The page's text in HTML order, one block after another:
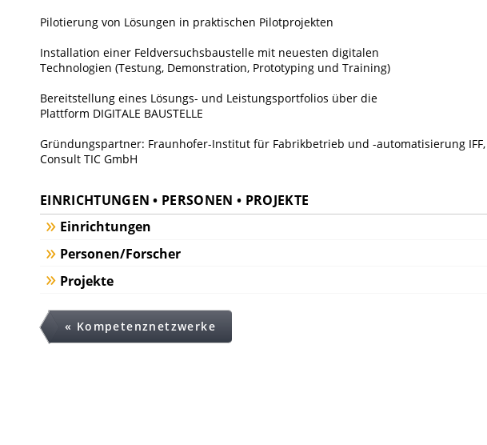
Pilotierung von Lösungen in praktischen Pilotprojekten
Installation einer Feldversuchsbaustelle mit neuesten digitalen
Technologien (Testung, Demonstration, Prototyping und Training)
Bereitstellung eines Lösungs- und Leistungsportfolios über die
Plattform DIGITALE BAUSTELLE
Gründungspartner: Fraunhofer-Institut für Fabrikbetrieb und -automatisierung IFF,
Consult TIC GmbH
EINRICHTUNGEN • PERSONEN • PROJEKTE
Einrichtungen
Personen/Forscher
Projekte
« Kompetenznetzwerke